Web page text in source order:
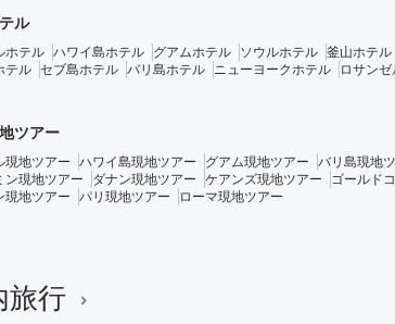
ル
ホテル ハワイ島ホテル グアムホテル ソウルホテル 釜山ホテル
テル セブ島ホテル バリ島ホテル ニューヨークホテル ロサン
ツアー
現地ツアー ハワイ島現地ツアー グアム現地ツアー バリ島現地
ン現地ツアー
ダナン現地ツアー ケアンズ現地ツアー ゴールド
現地ツアー
パリ現地ツアー ローマ現地ツアー
旅行